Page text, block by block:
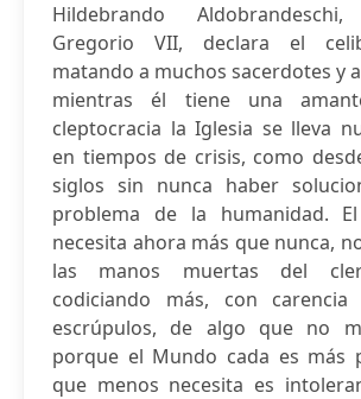
Hildebrando
Gregorio VII, declara el
matando a muchos sacerdotes y
mientras él tiene una
cleptocracia la Iglesia se lleva
en tiempos de crisis, como
siglos sin nunca haber
problema de la humanidad.
necesita ahora más que nunca,
las manos muertas del
codiciando más, con
escrúpulos, de algo que no
porque el Mundo cada es más
que menos necesita es